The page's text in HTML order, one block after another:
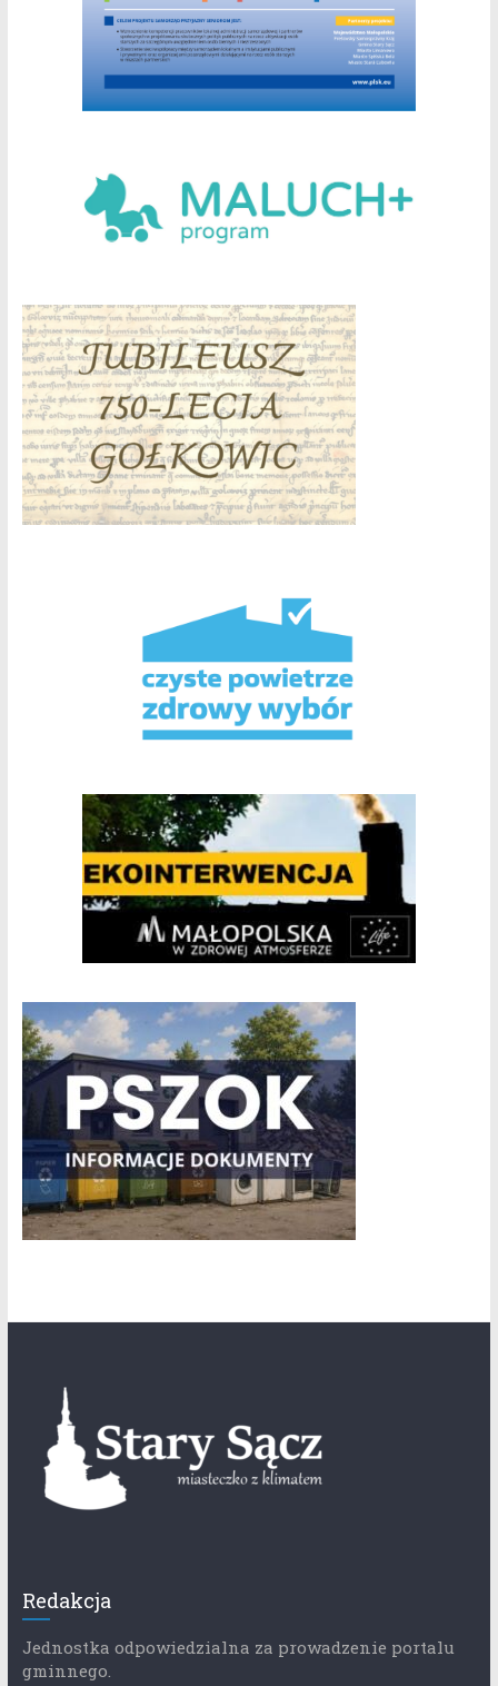
Redakcja
Jednostka odpowiedzialna za prowadzenie portalu
gminnego.